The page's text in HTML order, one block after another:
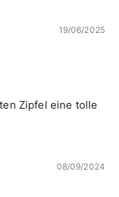
19/06/2025
Zipfel eine tolle
08/09/2024